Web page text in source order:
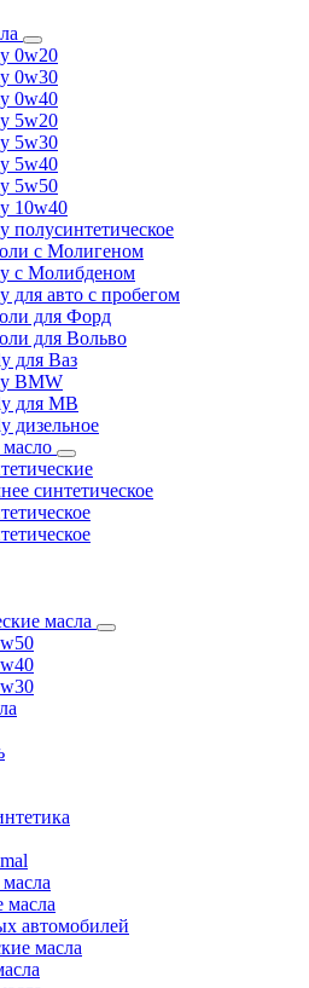
0w20
0w30
0w40
5w20
5w30
5w40
5w50
10w40
полусинтетическое
с Молигеном
с Молибденом
для авто с пробегом
для Форд
для Вольво
для Ваз
BMW
для MB
дизельное
синтетическое
масла
масла
автомобилей
масла